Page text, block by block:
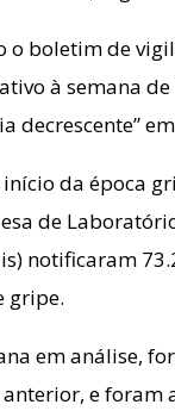
o boletim de
à semana
decrescente”
início da época
de
notificaram
gripe.
em análise,
e foram